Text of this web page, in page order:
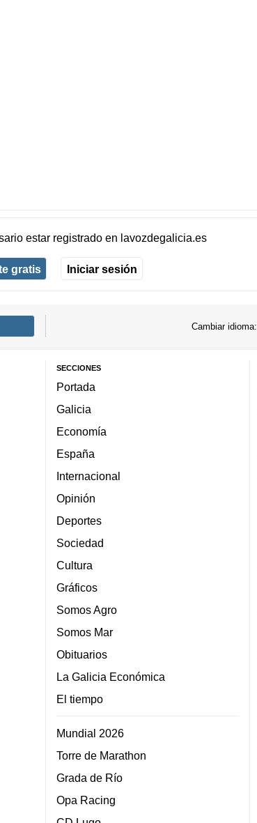
estar registradoen lavozdegalicia.es
gratis Iniciar sesión
Cambiar idioma:
SECCIONES
Portada
Galicia
Economía
España
Internacional
Opinión
Deportes
Sociedad
Cultura
Gráficos
Somos Agro
Somos Mar
Obituarios
La Galicia Económica
El tiempo
Mundial 2026
Torre de Marathon
Grada de Río
Opa Racing